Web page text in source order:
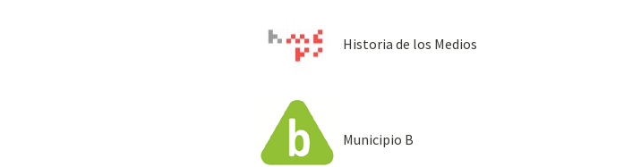
Historia de los Medios
Municipio B